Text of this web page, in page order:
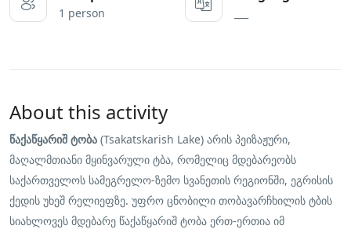
1 person
About this activity
წაქაწყარიშ ტობა (Tsakatskarish Lake) არის პეიზაჟური,
მაღალმთიანი მყინვარული ტბა, რომელიც მდებარეობს
საქართველოს სამეგრელო-ზემო სვანეთის რეგიონში, ეგრისის
ქედის უხეშ რელიეფზე. უფრო ცნობილი თობავარჩხილის ტბის
სიახლოვეს მდებარე წაქაწყარიშ ტობა ერთ-ერთია იმ